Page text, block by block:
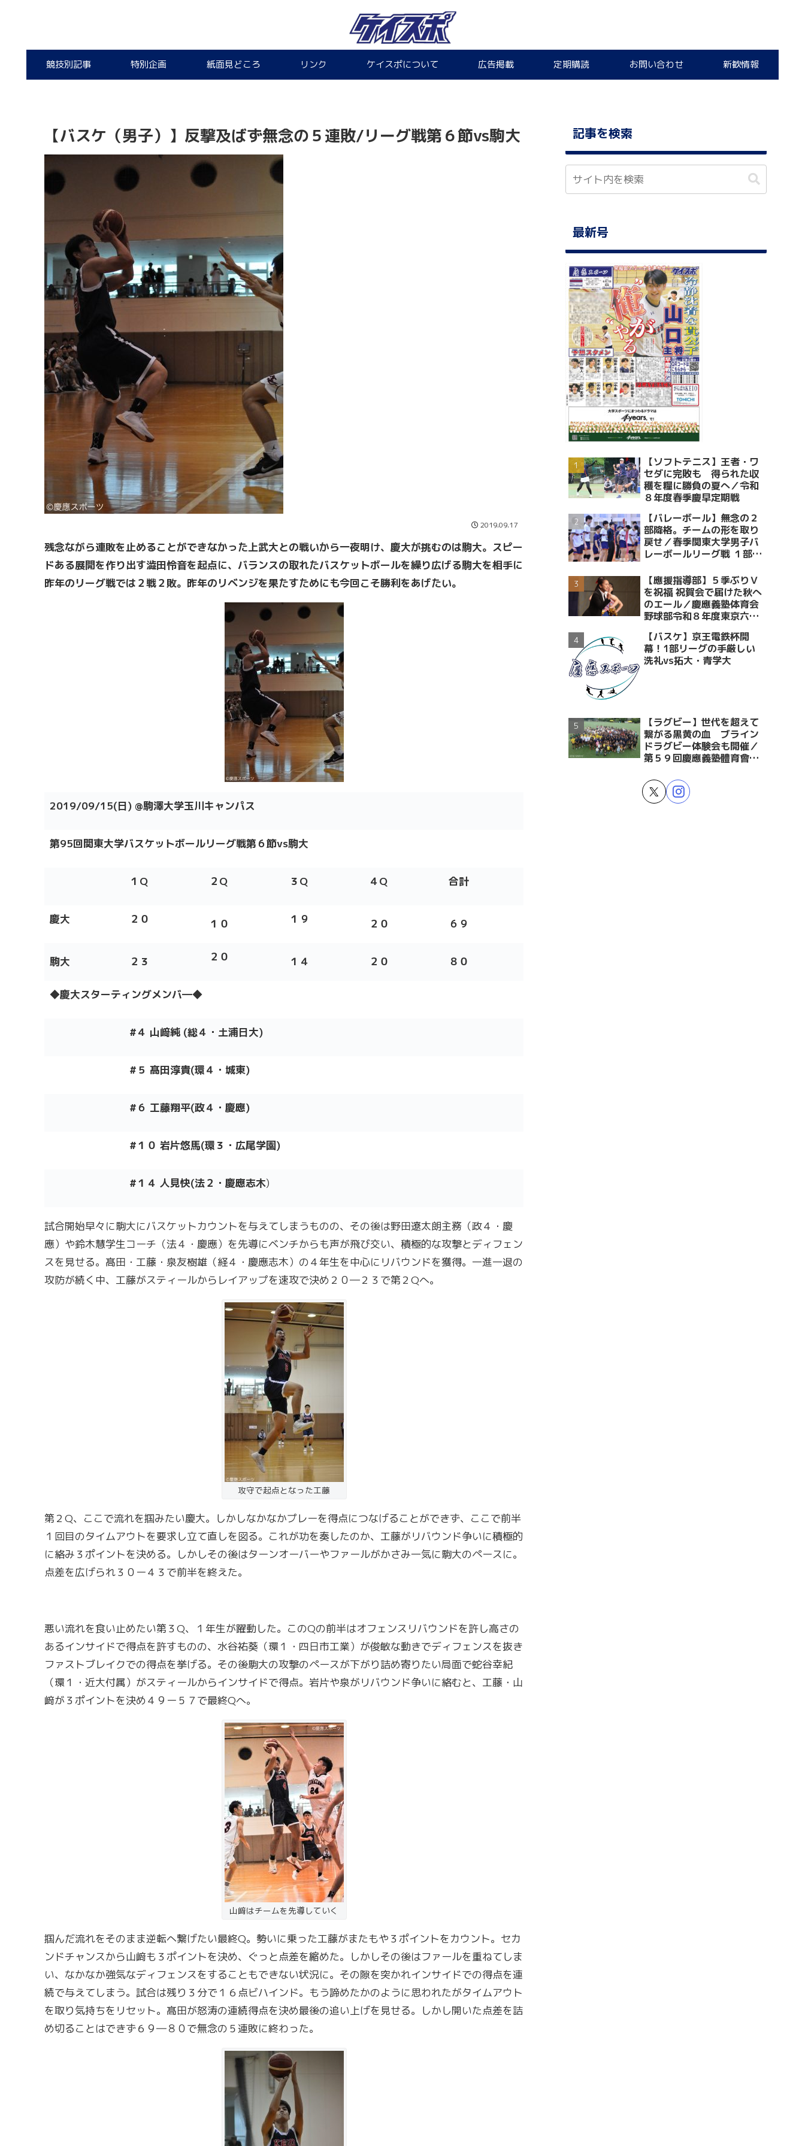
競技別記事 特別企画 紙面見どころ リンク ケイスポについて 広告掲載 定期購読 お問い合わせ 新歓情報
【バスケ（男子）】反撃及ばず無念の５連敗/リーグ戦第６節vs駒大
2019.09.17
残念ながら連敗を止めることができなかった上武大との戦いから一夜明け、慶大が挑むのは駒大。スピー
ドある展開を作り出す澁田怜音を起点に、バランスの取れたバスケットボールを繰り広げる駒大を相手に
昨年のリーグ戦では２戦２敗。昨年のリベンジを果たすためにも今回こそ勝利をあげたい。
2019/09/15(日) @駒澤大学玉川キャンパス
第95回関東大学バスケットボールリーグ戦第６節vs駒大
１ Q ２ Q ３ Q ４Q 合計
慶大 ２０ １０ １９ ２０ ６９
駒大 ２３ ２０ １４ ２０ ８０
◆慶大スターティングメンバ―◆
#４ 山﨑純(総４・土浦日大)
#５ 髙田淳貴(環４・城東)
#６ 工藤翔平(政４・慶應)
#１０ 岩片悠馬(環３・広尾学園)
#１４ 人見快(法２ ・慶應志木)
試合開始早々に駒大にバスケットカウントを与えてしまうものの、その後は野田遼太朗主務（政４・慶
應）や鈴木慧学生コーチ（法４・慶應）を先導にベンチからも声が飛び交い、積極的な攻撃とディフェン
スを見せる。髙田・工藤・泉友樹雄（経４・慶應志木）の４年生を中心にリバウンドを獲得。一進一退の
攻防が続く中、工藤がスティールからレイアップを速攻で決め２０―２３で第２Qへ。
攻守で起点となった工藤
第２Q、ここで流れを掴みたい慶大。しかしなかなかプレーを得点につなげることができず、ここで前半
１回目のタイムアウトを要求し立て直しを図る。これが功を奏したのか、工藤がリバウンド争いに積極的
に絡み３ポイントを決める。しかしその後はターンオーバーやファールがかさみ一気に駒大のペースに。
点差を広げられ３０ー４３で前半を終えた。
悪い流れを食い止めたい第３Q、１年生が躍動した。このQの前半はオフェンスリバウンドを許し高さの
あるインサイドで得点を許すものの、水谷祐葵（環１・四日市工業）が俊敏な動きでディフェンスを抜き
ファストブレイクでの得点を挙げる。その後駒大の攻撃のペースが下がり詰め寄りたい局面で蛇谷幸紀
（環１・近大付属）がスティールからインサイドで得点。岩片や泉がリバウンド争いに絡むと、工藤・山
﨑が３ポイントを決め４９ー５７で最終Qへ。
山﨑はチームを先導していく
掴んだ流れをそのまま逆転へ繋げたい最終Q。勢いに乗った工藤がまたもや３ポイントをカウント。セカ
ンドチャンスから山﨑も３ポイントを決め、ぐっと点差を縮めた。しかしその後はファールを重ねてしま
い、なかなか強気なディフェンスをすることもできない状況に。その隙を突かれインサイドでの得点を連
続で与えてしまう。試合は残り３分で１６点ビハインド。もう諦めたかのように思われたがタイムアウト
を取り気持ちをリセット。髙田が怒涛の連続得点を決め最後の追い上げを見せる。しかし開いた点差を詰
め切ることはできず６９―８０で無念の５連敗に終わった。
記事を検索
最新号
【ソフトテニス】王者・ワ
セダに完敗も 得られた収
穫を糧に勝負の夏へ／令和
８年度春季慶早定期戦
【バレーボール】無念の２
部降格。チームの形を取り
戻せ／春季関東大学男子バ
レーボールリーグ戦 １部・
【應援指導部】５季ぶりＶ
を祝福 祝賀会で届けた秋へ
のエール／慶應義塾体育会
野球部令和８年度東京六大
賀会～後編～
【バスケ】京王電鉄杯開
幕！1部リーグの手厳しい
洗礼vs拓大・青学大
【ラグビー】世代を超えて
繋がる黒黄の血 ブライン
ドラグビー体験会も開催／
第５９回慶應義塾體育會蹴